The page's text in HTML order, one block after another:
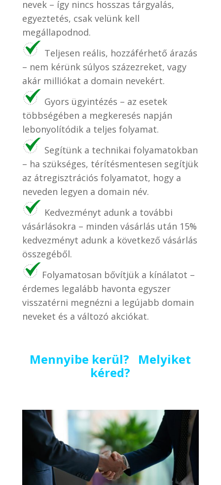
nevek – így nincs hosszas tárgyalás,
egyeztetés, csak velünk kell
megállapodnod.
Teljesen reális, hozzáférhető árazás
– nem kérünk súlyos százezreket, vagy
akár milliókat a domain nevekért.
Gyors ügyintézés – az esetek
többségében a megkeresés napján
lebonyolítódik a teljes folyamat.
Segítünk a technikai folyamatokban
– ha szükséges, térítésmentesen segítjük
az átregisztrációs folyamatot, hogy a
neveden legyen a domain név.
Kedvezményt adunk a további
vásárlásokra – minden vásárlás után 15%
kedvezményt adunk a következő vásárlás
összegéből.
Folyamatosan bővítjük a kínálatot –
érdemes legalább havonta egyszer
visszatérni megnézni a legújabb domain
neveket és a változó akciókat.
Mennyibe kerül? Melyiket
kéred?